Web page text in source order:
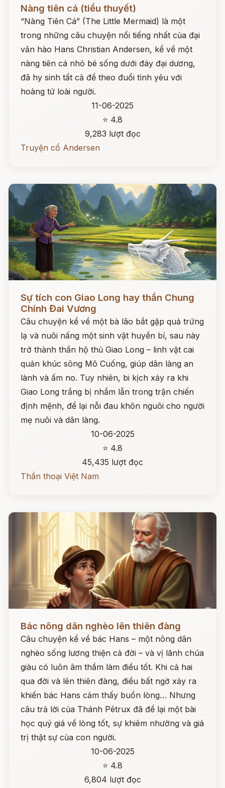
Nàng tiên cá (tiểu thuyết)
“Nàng Tiên Cá” (The Little Mermaid) là một
trong những câu chuyện nổi tiếng nhất của đại
văn hào Hans Christian Andersen, kể về một
nàng tiên cá nhỏ bé sống dưới đáy đại dương,
đã hy sinh tất cả để theo đuổi tình yêu với
hoàng tử loài người.
11-06-2025
⭐ 4.8
9,283 lượt đọc
Truyện cổ Andersen
Sự tích con Giao Long hay thần Chung
Chính Đai Vương
Câu chuyện kể về một bà lão bắt gặp quả trứng
lạ và nuôi nấng một sinh vật huyền bí, sau này
trở thành thần hộ thủ Giao Long – linh vật cai
quản khúc sông Mô Cuống, giúp dân làng an
lành và ấm no. Tuy nhiên, bi kịch xảy ra khi
Giao Long trắng bị nhầm lẫn trong trận chiến
định mệnh, để lại nỗi đau khôn nguôi cho người
mẹ nuôi và dân làng.
10-06-2025
⭐ 4.8
45,435 lượt đọc
Thần thoại Việt Nam
Bác nông dân nghèo lên thiên đàng
Câu chuyện kể về bác Hans – một nông dân
nghèo sống lương thiện cả đời – và vị lãnh chúa
giàu có luôn âm thầm làm điều tốt. Khi cả hai
qua đời và lên thiên đàng, điều bất ngờ xảy ra
khiến bác Hans cảm thấy buồn lòng… Nhưng
câu trả lời của Thánh Pêtrux đã để lại một bài
học quý giá về lòng tốt, sự khiêm nhường và giá
trị thật sự của con người.
10-06-2025
⭐ 4.8
6,804 lượt đọc